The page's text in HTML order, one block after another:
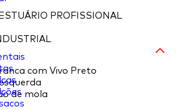
PROFISSIONAL
com Vivo Preto
de mola